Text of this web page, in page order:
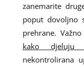
zanemarite
poput dovoljno
prehrane.
kako djeluju
nekontrolirana